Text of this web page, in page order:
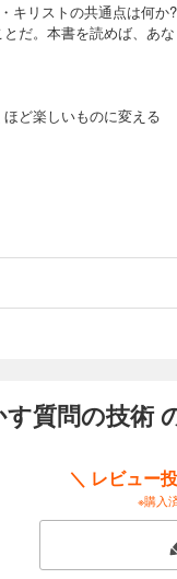
キリストの共通点は何か?
だ。本書を読めば、あな
ど楽しいものに変える
質問の技術
＼ レビュー
※購入